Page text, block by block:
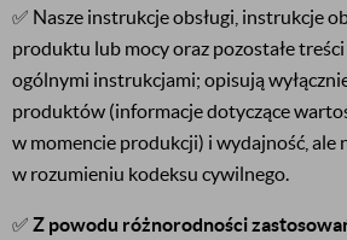
✅ Nasze instrukcje obsługi, instrukcje
produktu lub mocy oraz pozostałe
ogólnymi instrukcjami; opisują
produktów (informacje dotyczące
w momencie produkcji) i wydajność, ale
w rozumieniu kodeksu cywilnego.
✅ Z powodu różnorodności